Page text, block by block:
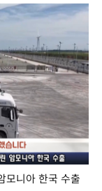
모니아 한국 수출